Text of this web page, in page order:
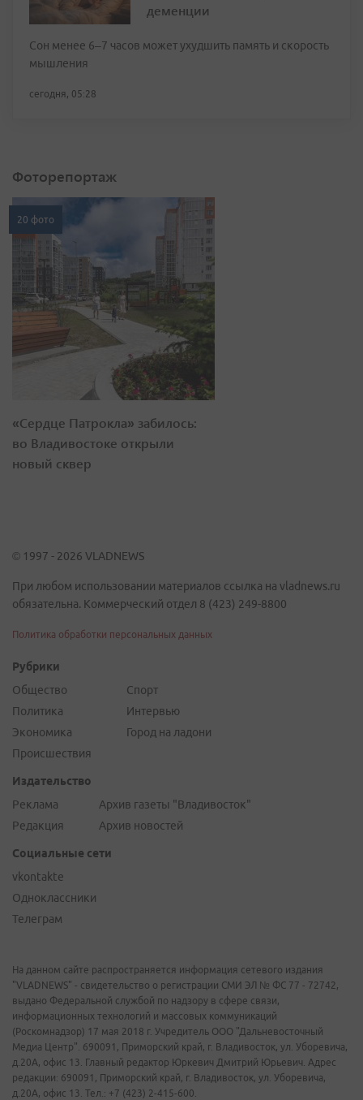
деменции
Сон менее 6–7 часов может ухудшить память и скорость
мышления
сегодня, 05:28
Фоторепортаж
20 фото
«Сердце Патрокла» забилось:
во Владивостоке открыли
новый сквер
© 1997 - 2026 VLADNEWS
При любом использовании материалов ссылка на vladnews.ru
обязательна. Коммерческий отдел 8 (423) 249-8800
Политика обработки персональных данных
Рубрики
Общество
Политика
Экономика
Происшествия
Спорт
Интервью
Город на ладони
Издательство
Реклама
Редакция
Архив газеты "Владивосток"
Архив новостей
Социальные сети
vkontakte
Одноклассники
Телеграм
На данном сайте распространяется информация сетевого издания
"VLADNEWS" - свидетельство о регистрации СМИ ЭЛ № ФС 77 - 72742,
выдано Федеральной службой по надзору в сфере связи,
информационных технологий и массовых коммуникаций
(Роскомнадзор) 17 мая 2018 г. Учредитель ООО "Дальневосточный
Медиа Центр". 690091, Приморский край, г. Владивосток, ул. Уборевича,
д.20А, офис 13. Главный редактор Юркевич Дмитрий Юрьевич. Адрес
редакции: 690091, Приморский край, г. Владивосток, ул. Уборевича,
д.20А, офис 13. Тел.: +7 (423) 2-415-600.